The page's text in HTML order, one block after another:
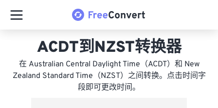
ACDT到NZST转换器
在 Australian Central Daylight Time（ACDT）和 New
Zealand Standard Time（NZST）之间转换。点击时间字
段即可更改时间。